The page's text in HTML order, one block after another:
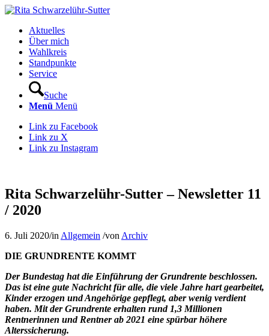
Aktuelles
Über mich
Wahlkreis
Standpunkte
Service
Suche
Menü Menü
Link zu Facebook
Link zu X
Link zu Instagram
Rita Schwarzelühr-Sutter – Newsletter 11
/ 2020
6. Juli 2020/in Allgemein /von Archiv
DIE GRUNDRENTE KOMMT
Der Bundestag hat die Einführung der Grundrente beschlossen.
Das ist eine gute Nachricht für alle, die viele Jahre hart gearbeitet,
Kinder erzogen und Angehörige gepflegt, aber wenig verdient
haben. Mit der Grundrente erhalten rund 1,3 Millionen
Rentnerinnen und Rentner ab 2021 eine spürbar höhere
Alterssicherung.